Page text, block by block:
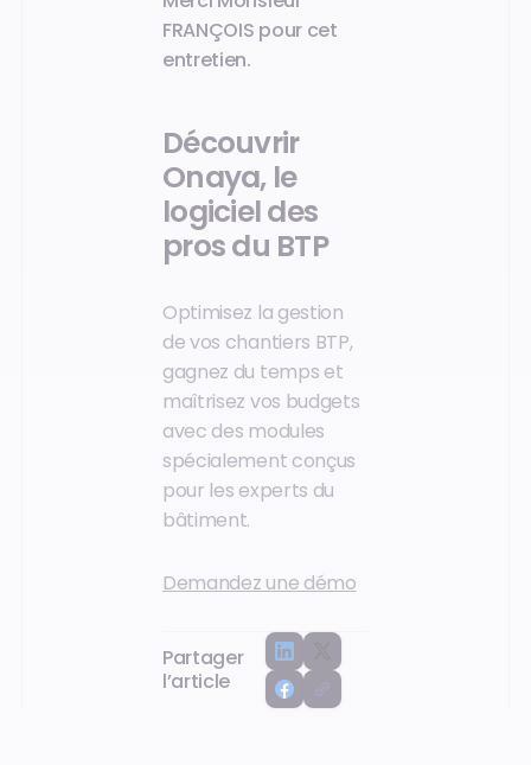
FRANÇOIS pour cet
entretien.
Découvrir
Onaya, le
logiciel des
pros du BTP
Optimisez la gestion
de vos chantiers BTP,
gagnez du temps et
maîtrisez vos budgets
avec des modules
spécialement conçus
pour les experts du
bâtiment.
Demandez une démo
Partager
l’article